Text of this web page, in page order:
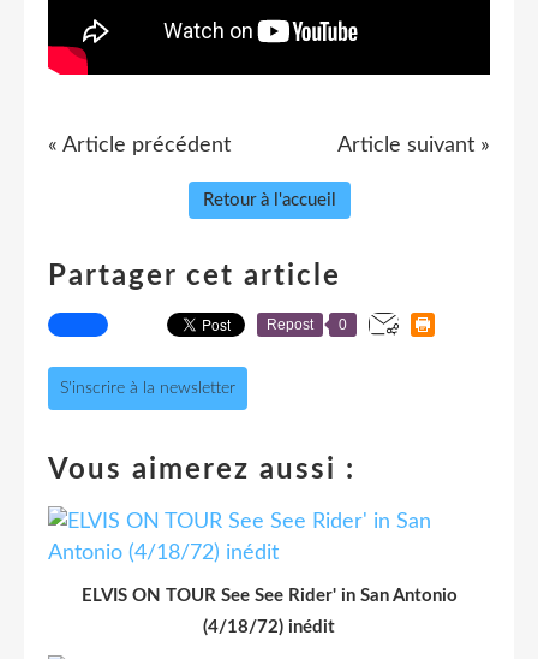
« Article précédent Article suivant »
Retour à l'accueil
Partager cet article
Repost 0
S'inscrire à la newsletter
Vous aimerez aussi :
ELVIS ON TOUR See See Rider' in San Antonio
(4/18/72) inédit